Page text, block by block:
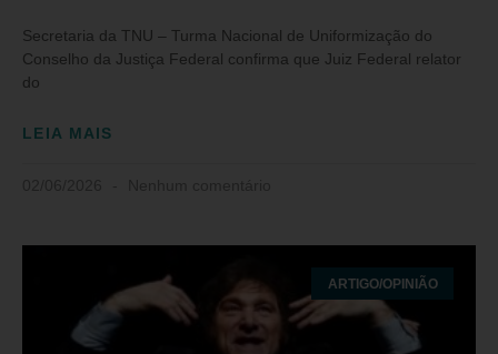
Secretaria da TNU – Turma Nacional de Uniformização do
Conselho da Justiça Federal confirma que Juiz Federal relator
do
LEIA MAIS
ARTIGO/OPINIÃO